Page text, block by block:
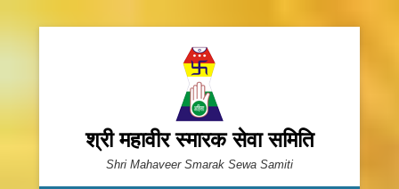
श्री महावीर स्मारक सेवा समिति
Shri Mahaveer Smarak Sewa Samiti